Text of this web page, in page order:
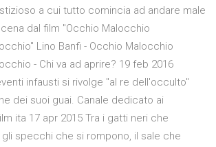
a cui tutto comincia ad andare male
dal film "Occhio Malocchio
Lino Banfi - Occhio Malocchio
- Chi va ad aprire? 19 feb 2016
infausti si rivolge "al re dell'occulto"
dei suoi guai. Canale dedicato ai
ita 17 apr 2015 Tra i gatti neri che
gli specchi che si rompono, il sale che